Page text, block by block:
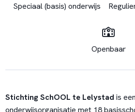
Speciaal (basis) onderwijs
Openbaar
Stichting SchOOL te Lelystad is